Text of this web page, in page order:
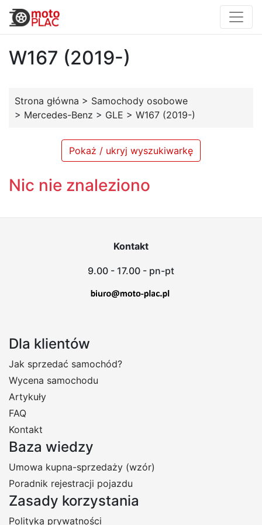
W167 (2019-)
Strona główna > Samochody osobowe
> Mercedes-Benz > GLE > W167 (2019-)
Pokaż / ukryj wyszukiwarkę
Nic nie znaleziono
Kontakt
9.00 - 17.00 - pn-pt
Dla klientów
Jak sprzedać samochód?
Wycena samochodu
Artykuły
FAQ
Kontakt
Baza wiedzy
Umowa kupna-sprzedaży (wzór)
Poradnik rejestracji pojazdu
Zasady korzystania
Polityka prywatności